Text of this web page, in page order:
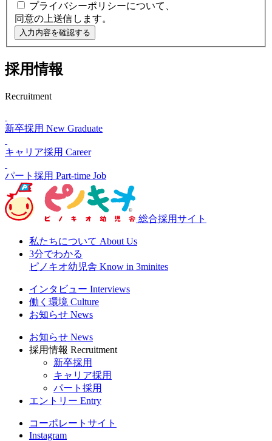
プライバシーポリシーについて、
同意の上送信します。
入力内容を確認する
採用情報
Recruitment
新卒採用 New Graduate
キャリア採用 Career
パート採用 Part-time Job
総合採用サイト
私たちについて About Us
3分でわかる
ピノキオ幼児舎 Know in 3minites
インタビュー Interviews
働く環境 Culture
お知らせ News
お知らせ News
採用情報 Recruitment
新卒採用
キャリア採用
パート採用
エントリー Entry
コーポレートサイト
Instagram